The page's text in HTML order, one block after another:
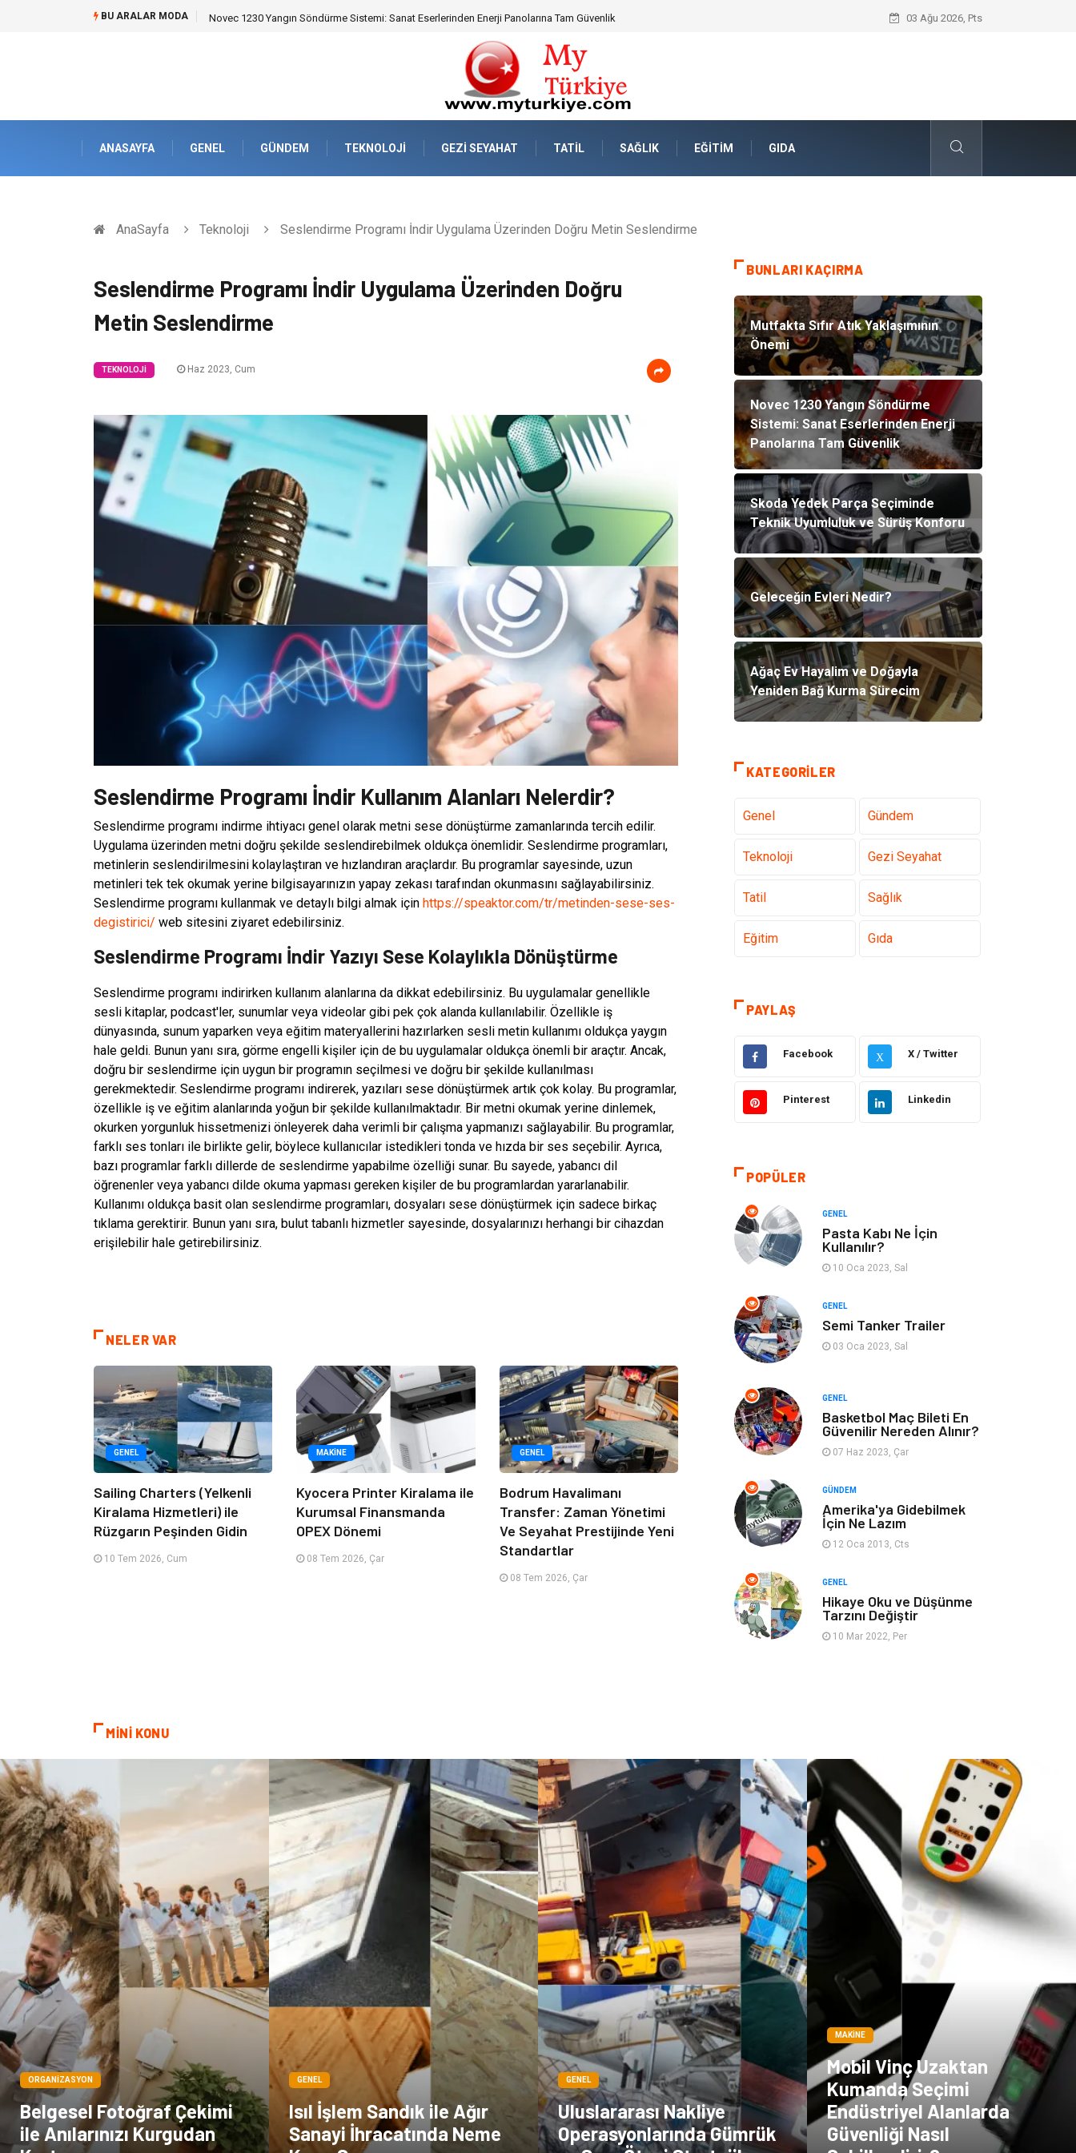
BU ARALAR MODA Skoda Yedek Parça Seçiminde Teknik Uyumluluk ve Sürüş Konforu Geleceğin Evleri Nedir?
03 Ağu 2026, Pts
ANASAYFA GENEL GÜNDEM TEKNOLOJI GEZI SEYAHAT TATIL SAĞLIK EĞITIM GIDA
AnaSayfa Teknoloji Seslendirme Programı İndir Uygulama Üzerinden Doğru Metin Seslendirme
Seslendirme Programı İndir Uygulama Üzerinden Doğru
Metin Seslendirme
TEKNOLOJI Haz 2023, Cum
Seslendirme Programı İndir Kullanım Alanları Nelerdir?
Seslendirme programı indirme ihtiyacı genel olarak metni sese dönüştürme zamanlarında tercih edilir.
Uygulama üzerinden metni doğru şekilde seslendirebilmek oldukça önemlidir. Seslendirme programları,
metinlerin seslendirilmesini kolaylaştıran ve hızlandıran araçlardır. Bu programlar sayesinde, uzun
metinleri tek tek okumak yerine bilgisayarınızın yapay zekası tarafından okunmasını sağlayabilirsiniz.
Seslendirme programı kullanmak ve detaylı bilgi almak için https://speaktor.com/tr/metinden-sese-ses-
degistirici/ web sitesini ziyaret edebilirsiniz.
Seslendirme Programı İndir Yazıyı Sese Kolaylıkla Dönüştürme
Seslendirme programı indirirken kullanım alanlarına da dikkat edebilirsiniz. Bu uygulamalar genellikle
sesli kitaplar, podcast'ler, sunumlar veya videolar gibi pek çok alanda kullanılabilir. Özellikle iş
dünyasında, sunum yaparken veya eğitim materyallerini hazırlarken sesli metin kullanımı oldukça yaygın
hale geldi. Bunun yanı sıra, görme engelli kişiler için de bu uygulamalar oldukça önemli bir araçtır. Ancak,
doğru bir seslendirme için uygun bir programın seçilmesi ve doğru bir şekilde kullanılması
gerekmektedir. Seslendirme programı indirerek, yazıları sese dönüştürmek artık çok kolay. Bu programlar,
özellikle iş ve eğitim alanlarında yoğun bir şekilde kullanılmaktadır. Bir metni okumak yerine dinlemek,
okurken yorgunluk hissetmenizi önleyerek daha verimli bir çalışma yapmanızı sağlayabilir. Bu programlar,
farklı ses tonları ile birlikte gelir, böylece kullanıcılar istedikleri tonda ve hızda bir ses seçebilir. Ayrıca,
bazı programlar farklı dillerde de seslendirme yapabilme özelliği sunar. Bu sayede, yabancı dil
öğrenenler veya yabancı dilde okuma yapması gereken kişiler de bu programlardan yararlanabilir.
Kullanımı oldukça basit olan seslendirme programları, dosyaları sese dönüştürmek için sadece birkaç
tıklama gerektirir. Bunun yanı sıra, bulut tabanlı hizmetler sayesinde, dosyalarınızı herhangi bir cihazdan
erişilebilir hale getirebilirsiniz.
NELER VAR
GENEL
Sailing Charters (Yelkenli
Kiralama Hizmetleri) ile
Rüzgarın Peşinden Gidin
10 Tem 2026, Cum
MAKINE
Kyocera Printer Kiralama ile
Kurumsal Finansmanda
OPEX Dönemi
08 Tem 2026, Çar
GENEL
Bodrum Havalimanı
Transfer: Zaman Yönetimi
Ve Seyahat Prestijinde Yeni
Standartlar
08 Tem 2026, Çar
BUNLARI KAÇIRMA
Mutfakta Sıfır Atık Yaklaşımının
Önemi
Novec 1230 Yangın Söndürme
Sistemi: Sanat Eserlerinden Enerji
Panolarına Tam Güvenlik
Skoda Yedek Parça Seçiminde
Teknik Uyumluluk ve Sürüş Konforu
Geleceğin Evleri Nedir?
Ağaç Ev Hayalim ve Doğayla
Yeniden Bağ Kurma Sürecim
KATEGORILER
Genel Gündem
Teknoloji Gezi Seyahat
Tatil Sağlık
Eğitim Gıda
Tanıtıcı Reklam
Makine Giyim
Kültür Organizasyon
Finans & Ekonomi
Bilgisayar &
Yazılım
Bebek Giyim Moda
Blogroll
Markalar Bilet
Tarih Spor Malzemeleri
PAYLAŞ
Facebook X X / Twitter
Pinterest Linkedin
POPÜLER
GENEL
Pasta Kabı Ne İçin
Kullanılır?
10 Oca 2023, Sal
GENEL
Semi Tanker Trailer
03 Oca 2023, Sal
GENEL
Basketbol Maç Bileti En
Güvenilir Nereden Alınır?
07 Haz 2023, Çar
GÜNDEM
Amerika'ya Gidebilmek
İçin Ne Lazım
12 Oca 2013, Cts
GENEL
Hikaye Oku ve Düşünme
Tarzını Değiştir
10 Mar 2022, Per
MİNİ KONU
ORGANIZASYON
Belgesel Fotoğraf Çekimi
ile Anılarınızı Kurgudan
GENEL
Isıl İşlem Sandık ile Ağır
Sanayi İhracatında Neme
GENEL
Uluslararası Nakliye
Operasyonlarında Gümrük
MAKINE
Mobil Vinç Uzaktan
Kumanda Seçimi
Endüstriyel Alanlarda
Güvenliği Nasıl